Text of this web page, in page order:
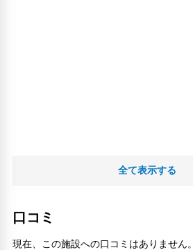
全て表示する
口コミ
現在、この施設への口コミはありません。